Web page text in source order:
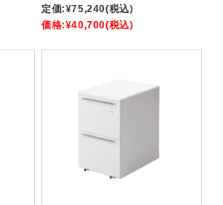
定価:¥75,240(税込)
価格:¥40,700(税込)